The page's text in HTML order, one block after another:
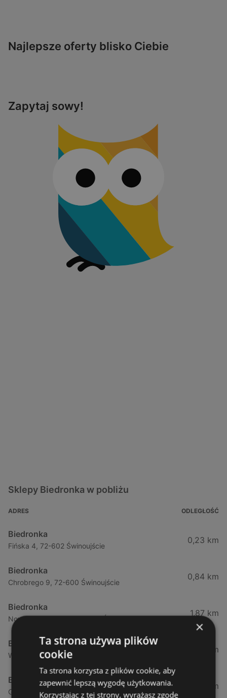
Najlepsze oferty blisko Ciebie
Zapytaj sowy!
Sklepy Biedronka w pobliżu
ADRES ODLEGŁOŚĆ
Biedronka
Fińska 4, 72-602 Świnoujście
0,23 km
Biedronka
Chrobrego 9, 72-600 Świnoujście
0,84 km
Biedronka
Nowokarsiborska 2, 72-600 Świnoujście
1,87 km
Biedronka
Wojska Polskiego 16a, 72-600 Świnoujście
2,77 km
Biedronka
Gryfa Pomorskiego, 72-500 Międzyzdroje
12,39 km
×
Ta strona używa plików
cookie
Ta strona korzysta z plików cookie, aby
zapewnić lepszą wygodę użytkowania.
Korzystając z tej strony, wyrażasz zgodę